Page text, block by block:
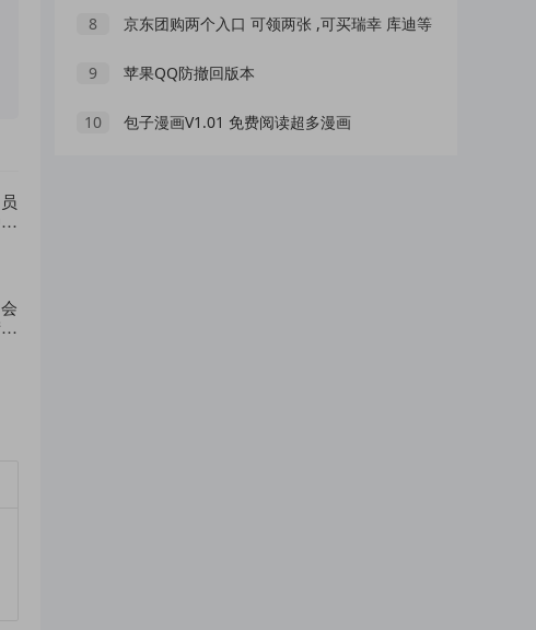
8 京东团购两个入口 可领两张 ,可买瑞幸 库迪等
9 苹果QQ防撤回版本
10 包子漫画V1.01 免费阅读超多漫画